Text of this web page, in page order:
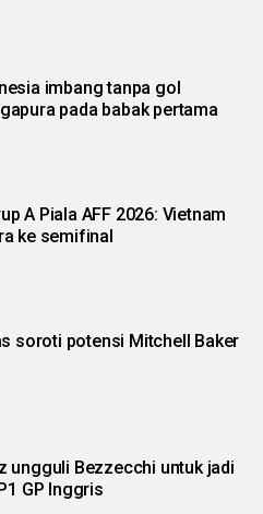
imbang tanpa gol
pada babak pertama
A Piala AFF 2026: Vietnam
ke semifinal
soroti potensi Mitchell Baker
ungguli Bezzecchi untuk jadi
GP Inggris